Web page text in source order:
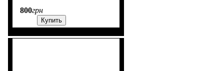
800грн
Купить